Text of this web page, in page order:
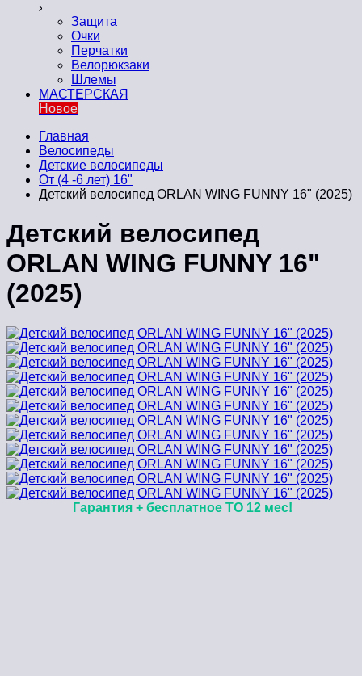
Защита
Очки
Перчатки
Велорюкзаки
Шлемы
МАСТЕРСКАЯ
Новое
Главная
Велосипеды
Детские велосипеды
От (4 -6 лет) 16"
Детский велосипед ORLAN WING FUNNY 16" (2025)
Детский велосипед
ORLAN WING FUNNY 16"
(2025)
Гарантия + бесплатное ТО 12 мес!